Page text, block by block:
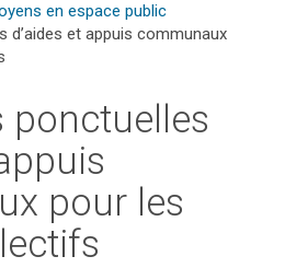
en espace public
d’aides et appuis communaux
ponctuelles
pour les